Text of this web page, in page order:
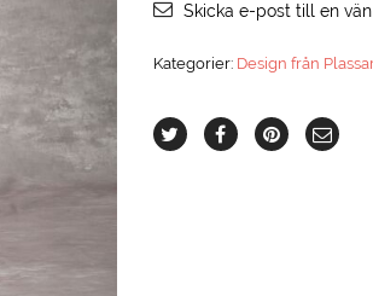
Skicka e-post till en vän
Kategorier: Design från